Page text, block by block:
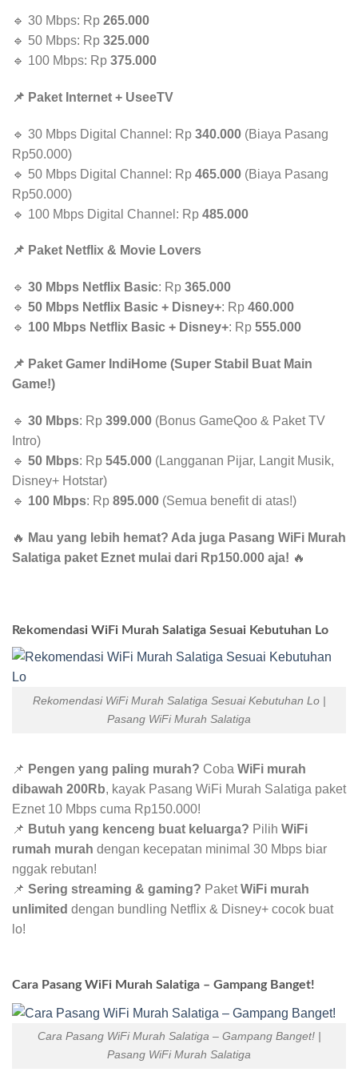
🔹 30 Mbps: Rp 265.000
🔹 50 Mbps: Rp 325.000
🔹 100 Mbps: Rp 375.000
📌 Paket Internet + UseeTV
🔹 30 Mbps Digital Channel: Rp 340.000 (Biaya Pasang
Rp50.000)
🔹 50 Mbps Digital Channel: Rp 465.000 (Biaya Pasang
Rp50.000)
🔹 100 Mbps Digital Channel: Rp 485.000
📌 Paket Netflix & Movie Lovers
🔹 30 Mbps Netflix Basic: Rp 365.000
🔹 50 Mbps Netflix Basic + Disney+: Rp 460.000
🔹 100 Mbps Netflix Basic + Disney+: Rp 555.000
📌 Paket Gamer IndiHome (Super Stabil Buat Main
Game!)
🔹 30 Mbps: Rp 399.000 (Bonus GameQoo & Paket TV
Intro)
🔹 50 Mbps: Rp 545.000 (Langganan Pijar, Langit Musik,
Disney+ Hotstar)
🔹 100 Mbps: Rp 895.000 (Semua benefit di atas!)
🔥 Mau yang lebih hemat? Ada juga Pasang WiFi Murah
Salatiga paket Eznet mulai dari Rp150.000 aja! 🔥
Rekomendasi WiFi Murah Salatiga Sesuai Kebutuhan Lo
Rekomendasi WiFi Murah Salatiga Sesuai Kebutuhan Lo |
Pasang WiFi Murah Salatiga
📌 Pengen yang paling murah? Coba WiFi murah
dibawah 200Rb, kayak Pasang WiFi Murah Salatiga paket
Eznet 10 Mbps cuma Rp150.000!
📌 Butuh yang kenceng buat keluarga? Pilih WiFi
rumah murah dengan kecepatan minimal 30 Mbps biar
nggak rebutan!
📌 Sering streaming & gaming? PaketWiFi murah
unlimited dengan bundling Netflix & Disney+ cocok buat
lo!
Cara Pasang WiFi Murah Salatiga – Gampang Banget!
Cara Pasang WiFi Murah Salatiga – Gampang Banget! |
Pasang WiFi Murah Salatiga